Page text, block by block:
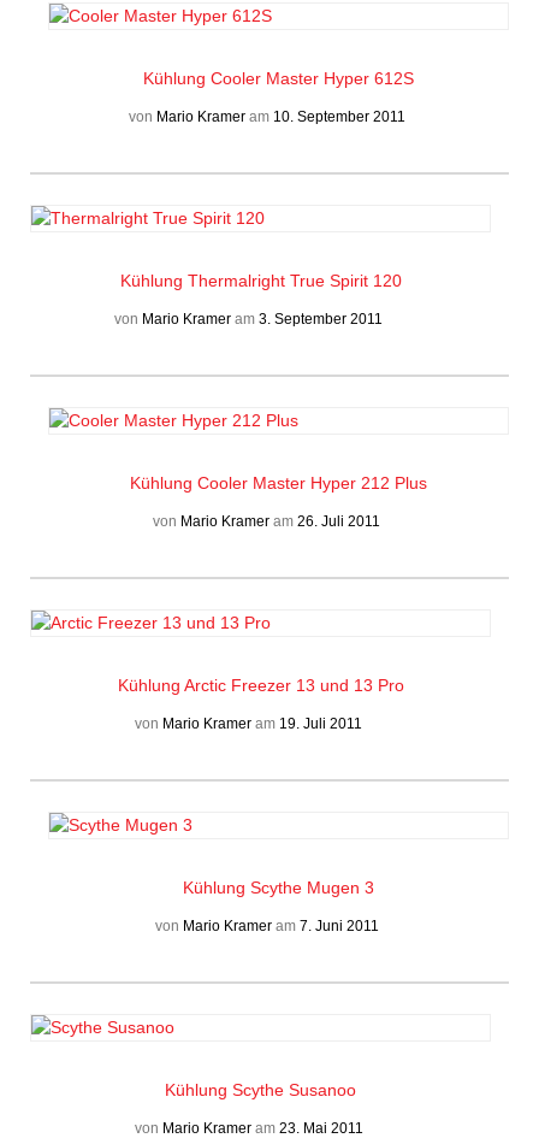
Kühlung Cooler Master Hyper 612S
von Mario Krameram 10. September 2011
Kühlung Thermalright True Spirit 120
von Mario Kramer am 3. September 2011
Kühlung Cooler Master Hyper 212 Plus
von Mario Kramer am 26. Juli 2011
Kühlung Arctic Freezer 13 und 13 Pro
von Mario Kramer am 19. Juli 2011
Kühlung Scythe Mugen 3
von Mario Krameram 7. Juni 2011
Kühlung Scythe Susanoo
von Mario Krameram 23. Mai 2011